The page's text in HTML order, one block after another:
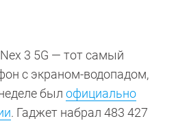
3 5G — тот самый
с экраном-водопадом,
был официально
. Гаджет набрал 483 427